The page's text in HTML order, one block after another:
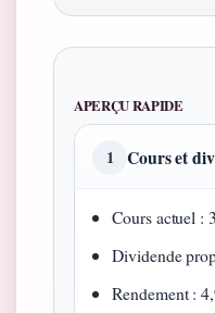
APERÇU RAPIDE
1 Cours et
Cours actuel :
Dividende
Rendement :